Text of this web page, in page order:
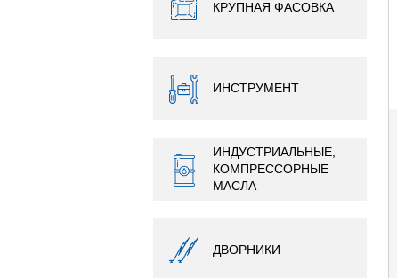
КРУПНАЯ ФАСОВКА
ИНСТРУМЕНТ
ИНДУСТРИАЛЬНЫЕ,
КОМПРЕССОРНЫЕ
МАСЛА
ДВОРНИКИ